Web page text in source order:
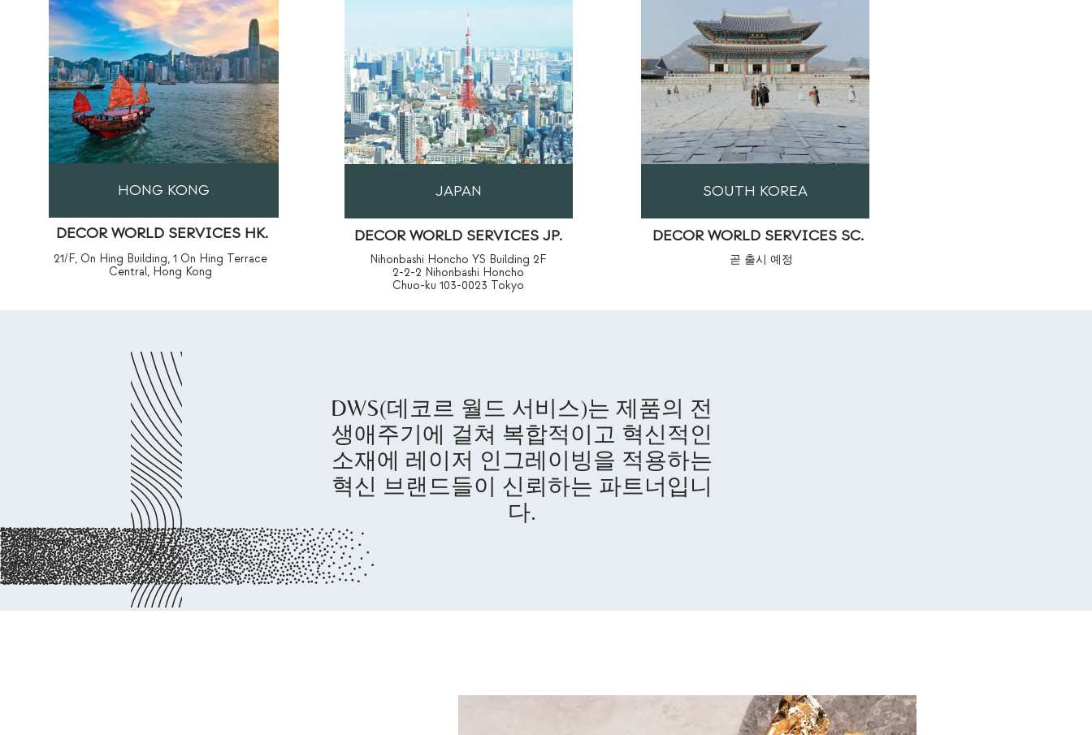
HONG KONG
DECOR WORLD SERVICES HK.
21/F, On Hing Building, 1 On Hing Terrace
Central, Hong Kong
JAPAN
DECOR WORLD SERVICES JP.
Nihonbashi Honcho YS Building 2F
2-2-2 Nihonbashi Honcho
Chuo-ku 103-0023 Tokyo
SOUTH KOREA
DECOR WORLD SERVICES SC.
곧 출시 예정
DWS(데코르 월드 서비스)는 제품의 전
생애주기에 걸쳐 복합적이고 혁신적인
소재에 레이저 인그레이빙을 적용하는
혁신 브랜드들이 신뢰하는 파트너입니
다.